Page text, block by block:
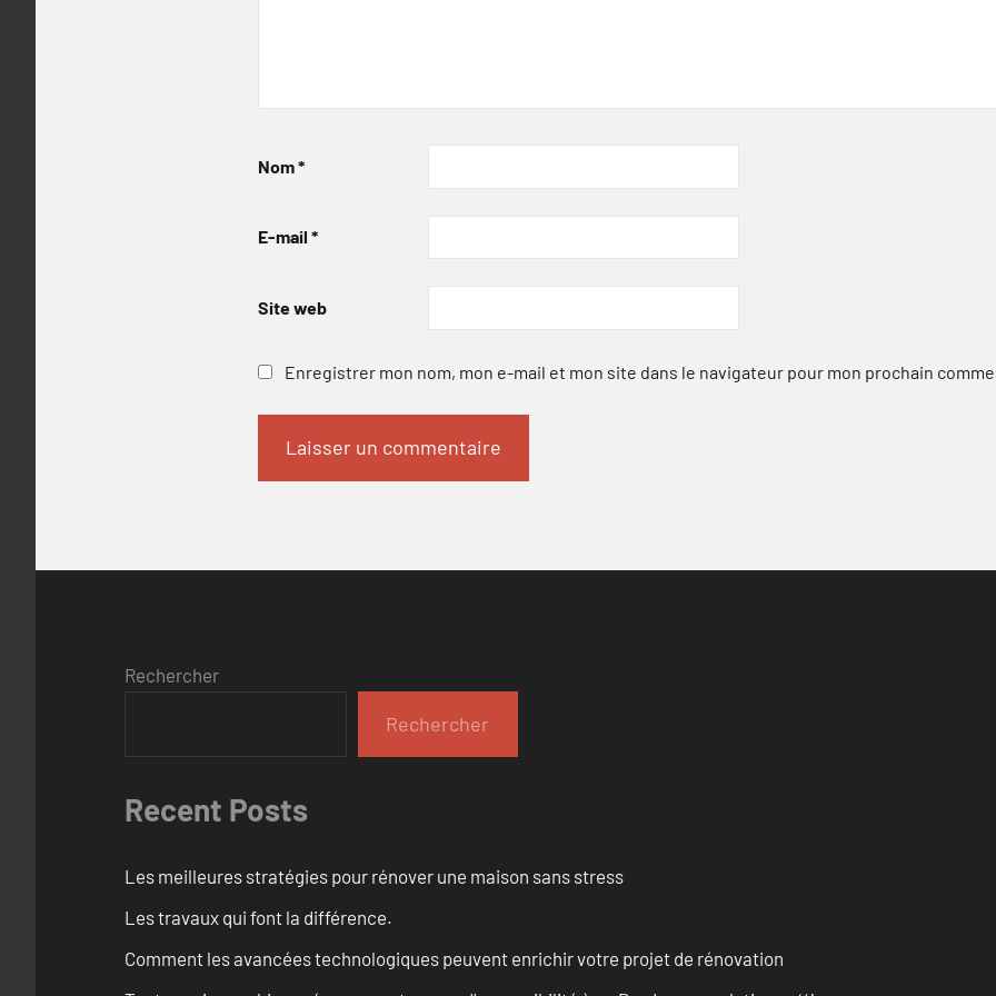
Nom*
E-mail *
Site web
Enregistrer mon nom, mon e-mail et mon site dans le navigateur pour mon prochain
Rechercher
Rechercher
Recent Posts
Les meilleures stratégies pour rénover une maison sans stress
Les travaux qui font la différence.
Comment les avancées technologiques peuvent enrichir votre projet de rénovation